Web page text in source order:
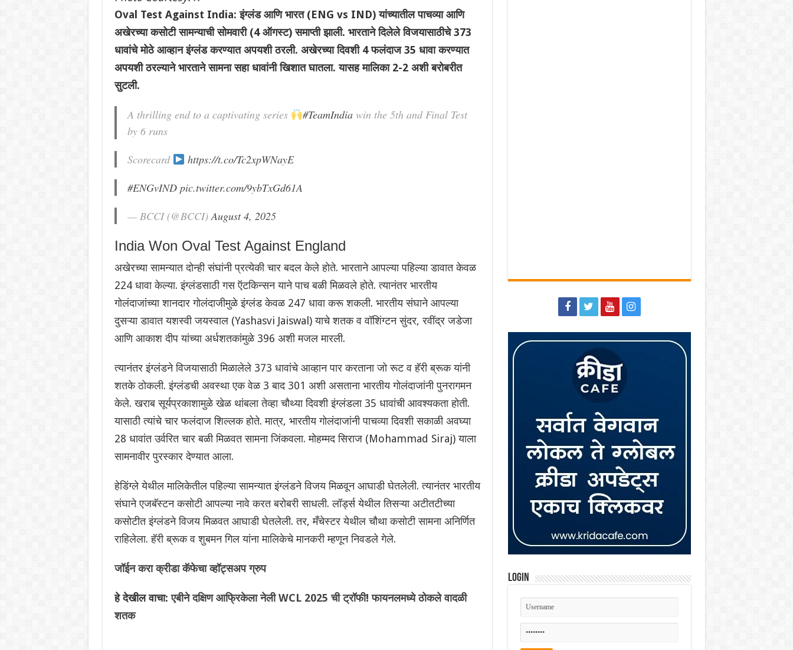
Oval Test Against India: इंग्लंड आणि भारत (ENG vs IND) यांच्यातील पाचव्या आणि
अखेरच्या कसोटी सामन्याची सोमवारी (4 ऑगस्ट) समाप्ती झाली. भारताने दिलेले विजयासाठीचे 373
धावांचे मोठे आव्हान इंग्लंड करण्यात अपयशी ठरली. अखेरच्या दिवशी 4 फलंदाज 35 धावा करण्यात
अपयशी ठरल्याने भारताने सामना सहा धावांनी खिशात घातला. यासह मालिका 2-2 अशी बरोबरीत
सुटली.
A thrilling end to a captivating series #TeamIndia win the 5th and Final Test
by 6 runs
Scorecard
https://t.co/Tc2xpWNayE
#ENGvIND pic.twitter.com/9ybTxGd61A
— BCCI (@BCCI)August 4, 2025
India Won Oval Test Against England
अखेरच्या सामन्यात दोन्ही संघांनी प्रत्येकी चार बदल केले होते. भारताने आपल्या पहिल्या डावात केवळ
224 धावा केल्या. इंग्लंडसाठी गस ऍटकिन्सन याने पाच बळी मिळवले होते. त्यानंतर भारतीय
गोलंदाजांच्या शानदार गोलंदाजीमुळे इंग्लंड केवळ 247 धावा करू शकली. भारतीय संघाने आपल्या
दुसऱ्या डावात यशस्वी जयस्वाल (Yashasvi Jaiswal) याचे शतक व वॉशिंग्टन सुंदर, रवींद्र जडेजा
आणि आकाश दीप यांच्या अर्धशतकांमुळे 396 अशी मजल मारली.
त्यानंतर इंग्लंडने विजयासाठी मिळालेले 373 धावांचे आव्हान पार करताना जो रूट व हॅरी ब्रूक यांनी
शतके ठोकली. इंग्लंडची अवस्था एक वेळ 3 बाद 301 अशी असताना भारतीय गोलंदाजांनी पुनरागमन
केले. खराब सूर्यप्रकाशामुळे खेळ थांबला तेव्हा चौथ्या दिवशी इंग्लंडला 35 धावांची आवश्यकता होती.
यासाठी त्यांचे चार फलंदाज शिल्लक होते. मात्र, भारतीय गोलंदाजांनी पाचव्या दिवशी सकाळी अवघ्या
28 धावांत उर्वरित चार बळी मिळवत सामना जिंकवला. मोहम्मद सिराज (Mohammad Siraj) याला
सामनावीर पुरस्कार देण्यात आला.
हेडिंग्ले येथील ‌मालिकेतील पहिल्या सामन्यात इंग्लंडने विजय मिळवून आघाडी घेतलेली. त्यानंतर भारतीय
संघाने एजबॅस्टन कसोटी आपल्या नावे करत बरोबरी साधली. लॉर्ड्स येथील तिसऱ्या अटीतटीच्या
कसोटीत इंग्लंडने विजय मिळवत आघाडी घेतलेली. तर, मँचेस्टर येथील चौथा कसोटी सामना अनिर्णित
राहिलेला. हॅरी ब्रूक व शुबमन गिल यांना मालिकेचे मानकरी म्हणून निवडले गेले.
जॉईन करा क्रीडा कॅफेचा व्हॉट्सअप ग्रुप
हे देखील वाचा:एबीने दक्षिण आफ्रिकेला नेली WCL 2025 ची ट्रॉफी! फायनलमध्ये ठोकले वादळी
शतक
Login